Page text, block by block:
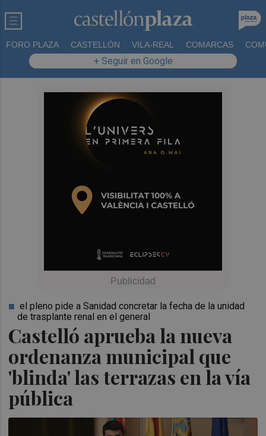
FORO PLAZA CASTELLÓN VILA-REAL COMARCAS
+ Seguir en Google
Castelló aprueba la nueva
ordenanza municipal que
'blinda' las terrazas en la vía
pública
el pleno pide a Sanidad concretar la fecha de la unidad
de trasplante renal en el general